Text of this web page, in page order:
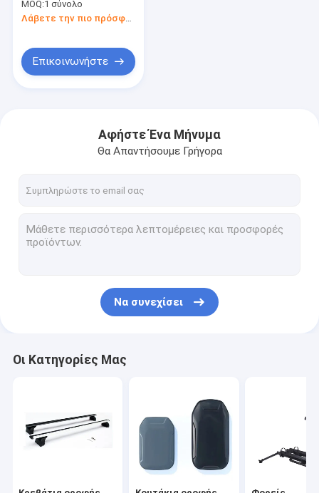
Ανθεκτικό
αλουμινένιο κράμα
κλειδαριές
MOQ:1 σύνολο
Λάβετε την πιο πρόσφατη τιμή
Επικοινωνήστε
Αφήστε Ένα Μήνυμα
Θα Απαντήσουμε Γρήγορα
Να συνεχίσει
Οι Κατηγορίες Μας